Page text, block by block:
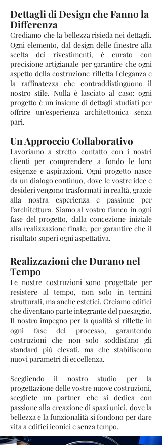
Dettagli di Design che Fanno la
Differenza
Crediamo che la bellezza risieda nei dettagli.
Ogni elemento, dal design delle finestre alla
scelta dei rivestimenti, è curato con
precisione artigianale per garantire che ogni
aspetto della costruzione rifletta l'eleganza e
la raffinatezza che contraddistinguono il
nostro stile. Nulla è lasciato al caso: ogni
progetto è un insieme di dettagli studiati per
offrire un’esperienza architettonica senza
pari.
Un Approccio Collaborativo
Lavoriamo a stretto contatto con i nostri
clienti per comprendere a fondo le loro
esigenze e aspirazioni. Ogni progetto nasce
da un dialogo continuo, dove le vostre idee e
desideri vengono trasformati in realtà, grazie
alla nostra esperienza e passione per
l’architettura. Siamo al vostro fianco in ogni
fase del progetto, dalla concezione iniziale
alla realizzazione finale, per garantire che il
risultato superi ogni aspettativa.
Realizzazioni che Durano nel
Tempo
Le nostre costruzioni sono progettate per
resistere al tempo, non solo in termini
strutturali, ma anche estetici. Creiamo edifici
che diventano parte integrante del paesaggio.
Il nostro impegno per la qualità si riflette in
ogni fase del processo, garantendo
costruzioni che non solo soddisfano gli
standard più elevati, ma che stabiliscono
nuovi parametri di eccellenza.
Scegliendo il nostro studio per la
progettazione delle vostre nuove costruzioni,
scegliete un partner che si dedica con
passione alla creazione di spazi unici, dove la
bellezza e la funzionalità si fondono per dare
vita a edifici iconici e senza tempo.